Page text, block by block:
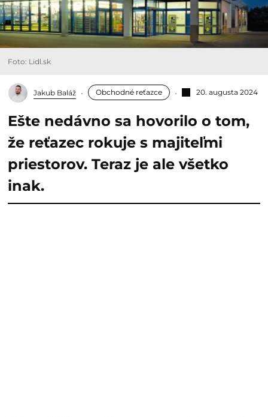
Foto: Lidl.sk
Jakub Baláž Obchodné reťazce 20. augusta 2024
Ešte nedávno sa hovorilo o tom,
že reťazec rokuje s majiteľmi
priestorov. Teraz je ale všetko
inak.